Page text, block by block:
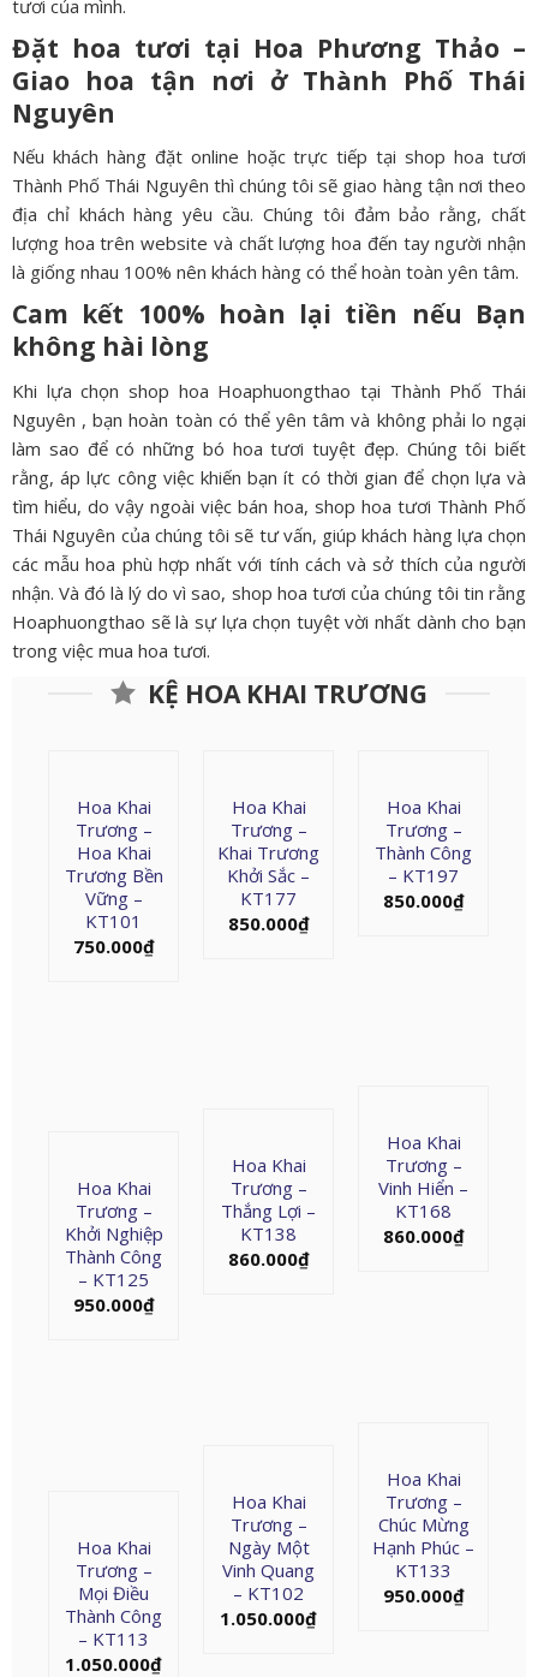
tươi của mình.
Đặt hoa tươi tại Hoa Phương Thảo –
Giao hoa tận nơi ở Thành Phố Thái
Nguyên
Nếu khách hàng đặt online hoặc trực tiếp tại shop hoa tươi
Thành Phố Thái Nguyên thì chúng tôi sẽ giao hàng tận nơi theo
địa chỉ khách hàng yêu cầu. Chúng tôi đảm bảo rằng, chất
lượng hoa trên website và chất lượng hoa đến tay người nhận
là giống nhau 100% nên khách hàng có thể hoàn toàn yên tâm.
Cam kết 100% hoàn lại tiền nếu Bạn
không hài lòng
Khi lựa chọn shop hoa Hoaphuongthao tại Thành Phố Thái
Nguyên , bạn hoàn toàn có thể yên tâm và không phải lo ngại
làm sao để có những bó hoa tươi tuyệt đẹp. Chúng tôi biết
rằng, áp lực công việc khiến bạn ít có thời gian để chọn lựa và
tìm hiểu, do vậy ngoài việc bán hoa, shop hoa tươi Thành Phố
Thái Nguyên của chúng tôi sẽ tư vấn, giúp khách hàng lựa chọn
các mẫu hoa phù hợp nhất với tính cách và sở thích của người
nhận. Và đó là lý do vì sao, shop hoa tươi của chúng tôi tin rằng
Hoaphuongthao sẽ là sự lựa chọn tuyệt vời nhất dành cho bạn
trong việc mua hoa tươi.
KỆ HOA KHAI TRƯƠNG
Hoa Khai
Trương –
Hoa Khai
Trương Bền
Vững –
KT101
750.000₫
Hoa Khai
Trương –
Khai Trương
Khởi Sắc –
KT177
850.000₫
Hoa Khai
Trương –
Thành Công
– KT197
850.000₫
Hoa Khai
Trương –
Vinh Hiển –
KT168
860.000₫
Hoa Khai
Trương –
Thắng Lợi –
KT138
860.000₫
Hoa Khai
Trương –
Khởi Nghiệp
Thành Công
– KT125
950.000₫
Hoa Khai
Trương –
Chúc Mừng
Hạnh Phúc –
KT133
950.000₫
Hoa Khai
Trương –
Ngày Một
Vinh Quang
– KT102
1.050.000₫
Hoa Khai
Trương –
Mọi Điều
Thành Công
– KT113
1.050.000₫